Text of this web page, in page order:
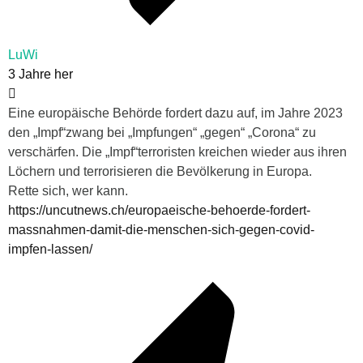
LuWi
3 Jahre her
Eine europäische Behörde fordert dazu auf, im Jahre 2023
den „Impf“zwang bei „Impfungen“ „gegen“ „Corona“ zu
verschärfen. Die „Impf“terroristen kreichen wieder aus ihren
Löchern und terrorisieren die Bevölkerung in Europa.
Rette sich, wer kann.
https://uncutnews.ch/europaeische-behoerde-fordert-
massnahmen-damit-die-menschen-sich-gegen-covid-
impfen-lassen/